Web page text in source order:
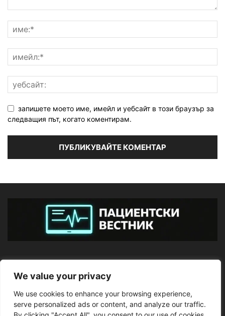
We value your privacy
We use cookies to enhance your browsing experience,
serve personalized ads or content, and analyze our traffic.
запишете моето име, имейл и уебсайт в този браузър за
следващия път, когато коментирам.
ПОСЛЕДВАЙТЕ НИ